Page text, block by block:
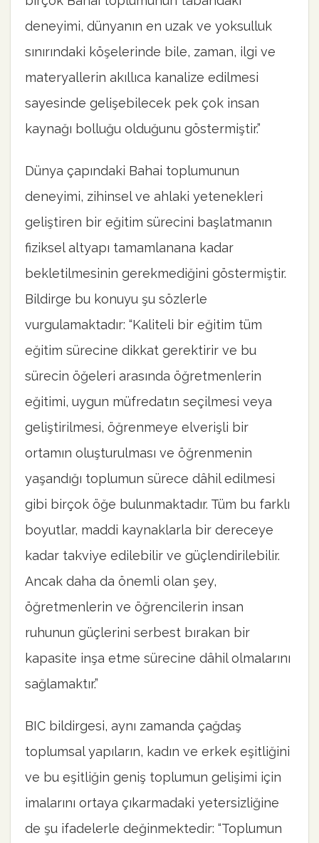
deneyimi, dünyanın en uzak ve yoksulluk
sınırındaki köşelerinde bile, zaman, ilgi ve
materyallerin akıllıca kanalize edilmesi
sayesinde gelişebilecek pek çok insan
kaynağı bolluğu olduğunu göstermiştir.”
Dünya çapındaki Bahai toplumunun
deneyimi, zihinsel ve ahlaki yetenekleri
geliştiren bir eğitim sürecini başlatmanın
fiziksel altyapı tamamlanana kadar
bekletilmesinin gerekmediğini göstermiştir.
Bildirge bu konuyu şu sözlerle
vurgulamaktadır: “Kaliteli bir eğitim tüm
eğitim sürecine dikkat gerektirir ve bu
sürecin öğeleri arasında öğretmenlerin
eğitimi, uygun müfredatın seçilmesi veya
geliştirilmesi, öğrenmeye elverişli bir
ortamın oluşturulması ve öğrenmenin
yaşandığı toplumun sürece dâhil edilmesi
gibi birçok öğe bulunmaktadır. Tüm bu farklı
boyutlar, maddi kaynaklarla bir dereceye
kadar takviye edilebilir ve güçlendirilebilir.
Ancak daha da önemli olan şey,
öğretmenlerin ve öğrencilerin insan
ruhunun güçlerini serbest bırakan bir
kapasite inşa etme sürecine dâhil olmalarını
sağlamaktır.”
BIC bildirgesi, aynı zamanda çağdaş
toplumsal yapıların, kadın ve erkek eşitliğini
ve bu eşitliğin geniş toplumun gelişimi için
imalarını ortaya çıkarmadaki yetersizliğine
de şu ifadelerle değinmektedir: “Toplumun